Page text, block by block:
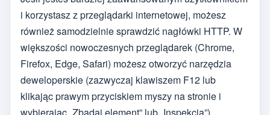
i korzystasz z przeglądarki internetowej, możesz
również samodzielnie sprawdzić nagłówki HTTP. W
większości nowoczesnych przeglądarek (Chrome,
Firefox, Edge, Safari) możesz otworzyć narzędzia
deweloperskie (zazwyczaj klawiszem F12 lub
klikając prawym przyciskiem myszy na stronie i
wybierając „Zbadaj element” lub „Inspekcja”).